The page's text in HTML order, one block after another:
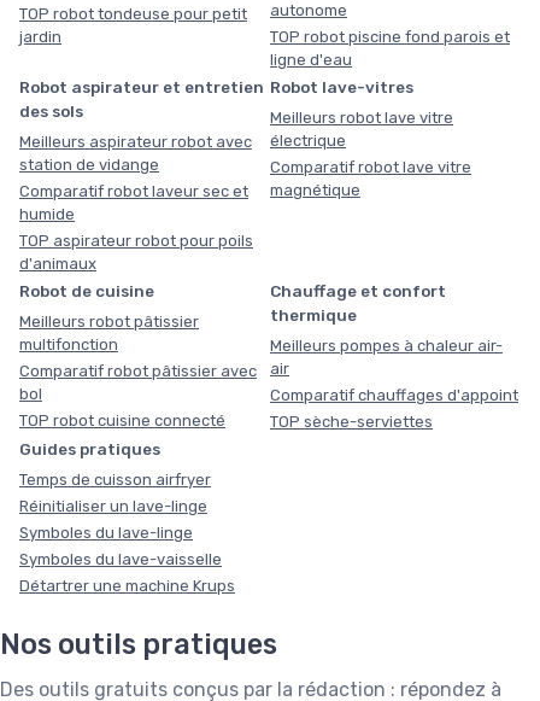
TOP robot tondeuse pour petit
jardin
autonome
TOP robot piscine fond parois et
ligne d'eau
Robot aspirateur et entretien
des sols
Meilleurs aspirateur robot avec
station de vidange
Comparatif robot laveur sec et
humide
TOP aspirateur robot pour poils
d'animaux
Robot lave-vitres
Meilleurs robot lave vitre
électrique
Comparatif robot lave vitre
magnétique
Robot de cuisine
Meilleurs robot pâtissier
multifonction
Comparatif robot pâtissier avec
bol
TOP robot cuisine connecté
Chauffage et confort
thermique
Meilleurs pompes à chaleur air-
air
Comparatif chauffages d'appoint
TOP sèche-serviettes
Guides pratiques
Temps de cuisson airfryer
Réinitialiser un lave-linge
Symboles du lave-linge
Symboles du lave-vaisselle
Détartrer une machine Krups
Nos outils pratiques
Des outils gratuits conçus par la rédaction : répondez à